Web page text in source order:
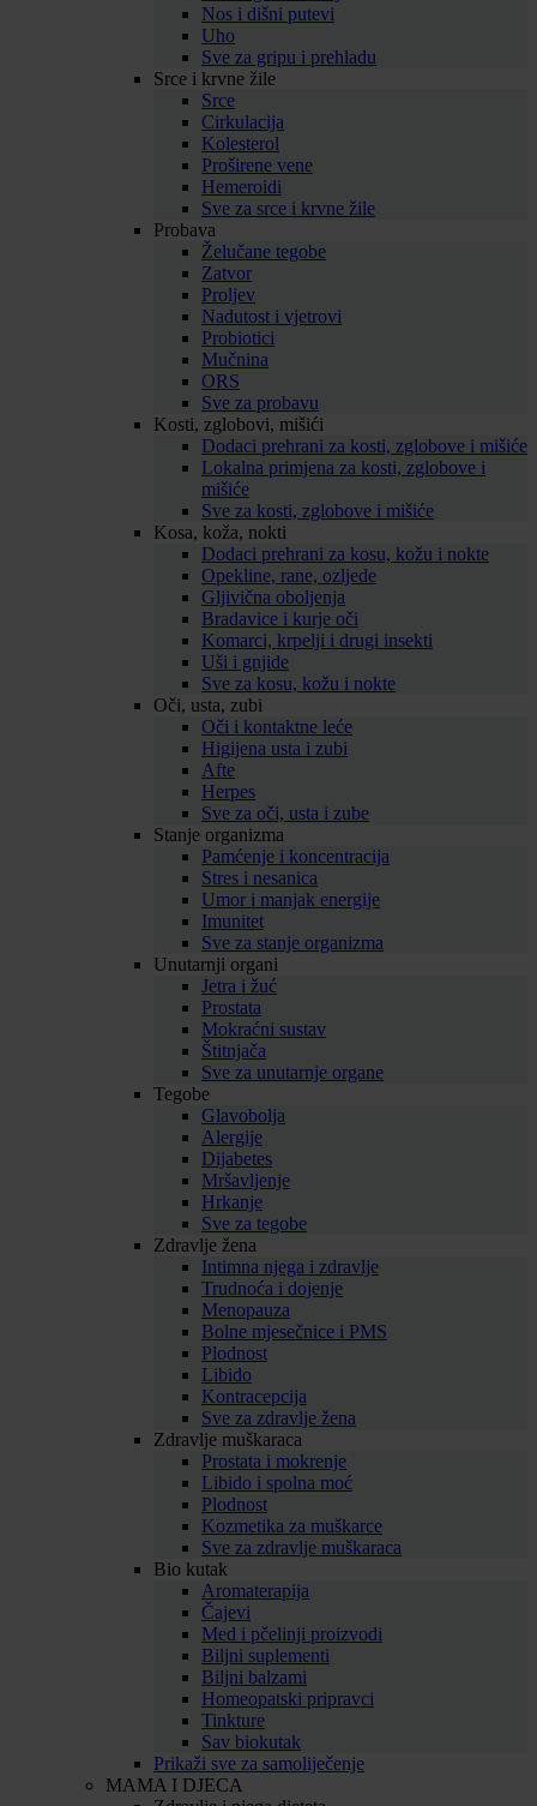
Nos i dišni putevi
Uho
Sve za gripu i prehladu
Srce i krvne žile
Srce
Cirkulacija
Kolesterol
Proširene vene
Hemeroidi
Sve za srce i krvne žile
Probava
Želučane tegobe
Zatvor
Proljev
Nadutost i vjetrovi
Probiotici
Mučnina
ORS
Sve za probavu
Kosti, zglobovi, mišići
Dodaci prehrani za kosti, zglobove i mišiće
Lokalna primjena za kosti, zglobove i
mišiće
Sve za kosti, zglobove i mišiće
Kosa, koža, nokti
Dodaci prehrani za kosu, kožu i nokte
Opekline, rane, ozljede
Gljivična oboljenja
Bradavice i kurje oči
Komarci, krpelji i drugi insekti
Uši i gnjide
Sve za kosu, kožu i nokte
Oči, usta, zubi
Oči i kontaktne leće
Higijena usta i zubi
Afte
Herpes
Sve za oči, usta i zube
Stanje organizma
Pamćenje i koncentracija
Stres i nesanica
Umor i manjak energije
Imunitet
Sve za stanje organizma
Unutarnji organi
Jetra i žuć
Prostata
Mokraćni sustav
Štitnjača
Sve za unutarnje organe
Tegobe
Glavobolja
Alergije
Dijabetes
Mršavljenje
Hrkanje
Sve za tegobe
Zdravlje žena
Intimna njega i zdravlje
Trudnoća i dojenje
Menopauza
Bolne mjesečnice i PMS
Plodnost
Libido
Kontracepcija
Sve za zdravlje žena
Zdravlje muškaraca
Prostata i mokrenje
Libido i spolna moć
Plodnost
Kozmetika za muškarce
Sve za zdravlje muškaraca
Bio kutak
Aromaterapija
Čajevi
Med i pčelinji proizvodi
Biljni suplementi
Biljni balzami
Homeopatski pripravci
Tinkture
Sav biokutak
Prikaži sve za samoliječenje
MAMA I DJECA